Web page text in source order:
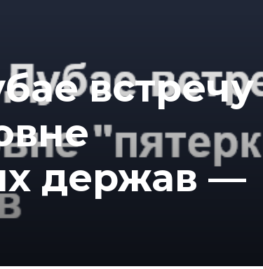
встречу
держав —